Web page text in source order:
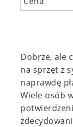
Dobrze, ale
na sprzęt z
naprawdę
Wiele osób